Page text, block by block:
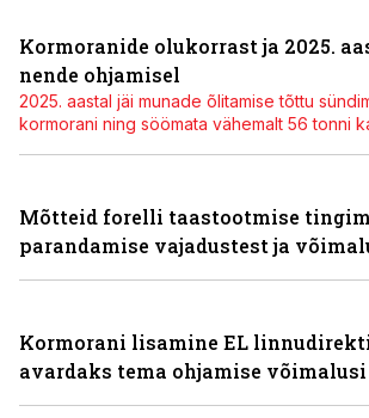
Kormoranide olukorrast ja 2025.
nende ohjamisel
2025. aastal jäi munade õlitamise tõttu
kormorani ning söömata vähemalt 56 tonni
Mõtteid forelli taastootmise
parandamise vajadustest ja
Kormorani lisamine EL
avardaks tema ohjamise võimalusi